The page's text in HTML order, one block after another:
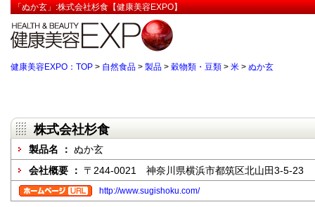
「ぬか玄」:株式会社杉食【健康美容EXPO】
健康美容EXPO：TOP > 自然食品 > 製品 > 穀物類・豆類 > 米 > ぬか玄
株式会社杉食
製品名 ： ぬか玄
会社概要 ： 〒244-0021 神奈川県横浜市都筑区北山田3-5-23
http://www.sugishoku.com/